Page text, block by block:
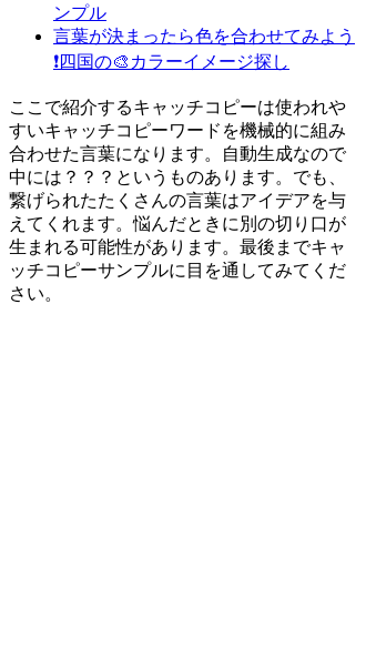
ンプル
言葉が決まったら色を合わせてみよう
❗四国の🎨カラーイメージ探し
ここで紹介するキャッチコピーは使われや
すいキャッチコピーワードを機械的に組み
合わせた言葉になります。自動生成なので
中には？？？というものあります。でも、
繋げられたたくさんの言葉はアイデアを与
えてくれます。悩んだときに別の切り口が
生まれる可能性があります。最後までキャ
ッチコピーサンプルに目を通してみてくだ
さい。